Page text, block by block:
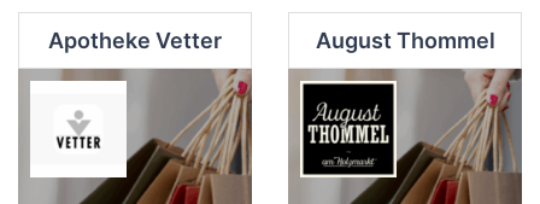
Apotheke Vetter August Thommel